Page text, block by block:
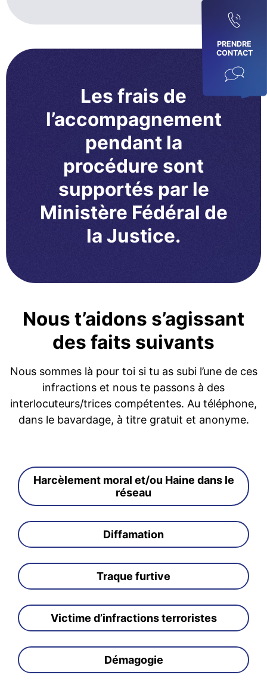
PRENDRE
CONTACT
Les frais de
l’accompagnement
pendant la
procédure sont
supportés par le
Ministère Fédéral de
la Justice.
Nous t’aidons s’agissant
des faits suivants
Nous sommes là pour toi si tu as subi l’une de ces
infractions et nous te passons à des
interlocuteurs/trices compétentes. Au téléphone,
dans le bavardage, à titre gratuit et anonyme.
Harcèlement moral et/ou Haine dans le
réseau
Diffamation
Traque furtive
Victime d’infractions terroristes
Démagogie